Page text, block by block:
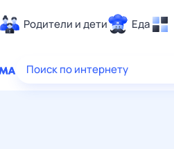
Родители и дети Еда
Здоровье
Поиск по интернету